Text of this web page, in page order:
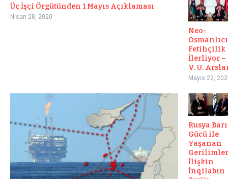
Üç İşçi Örgütünden 1 Mayıs Açıklaması
Nisan 28, 2020
Neo-
Osmanlıcı
Fetihçilik
İlerliyor –
V. U.
Mayıs 22,
Rusya
Gücü ile
Yaşanan
İlişkin
İnqilabın